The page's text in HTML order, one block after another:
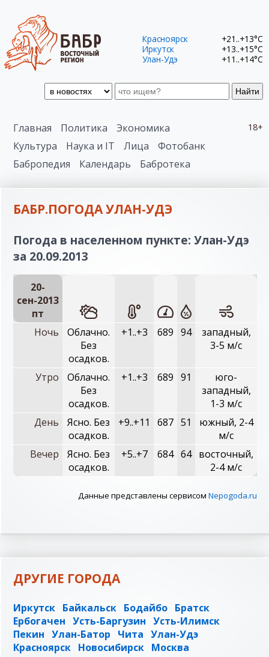
Найти
Красноярск
+21..+13°C
Иркутск
+13..+15°C
Улан-Удэ
+11..+14°C
18+
Главная Политика
Экономика
Культура
Наука и IT Лица
Фотобанк
Бабропедия
Календарь Бабротека
БАБР.ПОГОДА УЛАН-УДЭ
Погода в населенном пункте: Улан-Удэ
за 20.09.2013
20-
сен-2013
пт
Ночь
Облачно.
Без
осадков.
+1..+3 689 94
западный,
3-5 м/с
Утро
Облачно.
Без
осадков.
+1..+3 689 91
юго-
западный,
1-3 м/с
День
Ясно. Без
осадков.
+9..+11 687 51
южный, 2-4
м/с
Вечер
Ясно. Без
осадков.
+5..+7 684 64 восточный,
2-4 м/с
Данные представлены сервисом Nepogoda.ru
ДРУГИЕ ГОРОДА
Иркутск Байкальск Бодайбо Братск
Ербогачен Усть-Баргузин Усть-Илимск
Пекин Улан-Батор Чита Улан-Удэ
Красноярск Новосибирск Москва